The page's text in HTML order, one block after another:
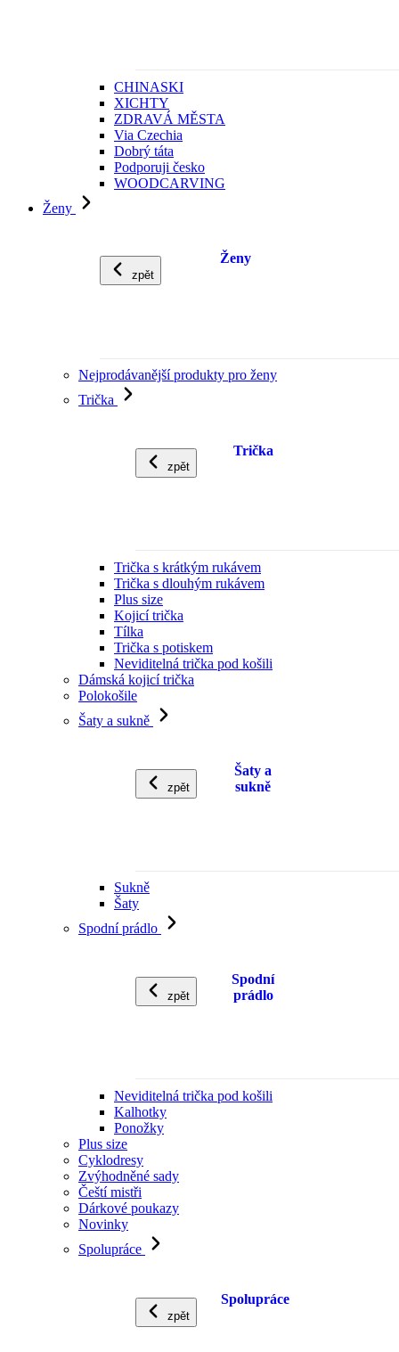
CHINASKI
XICHTY
ZDRAVÁ MĚSTA
Via Czechia
Dobrý táta
Podporuji česko
WOODCARVING
Ženy
zpět
Ženy
Nejprodávanější produkty pro ženy
Trička
zpět
Trička
Trička s krátkým rukávem
Trička s dlouhým rukávem
Plus size
Kojicí trička
Tílka
Trička s potiskem
Neviditelná trička pod košili
Dámská kojicí trička
Polokošile
Šaty a sukně
zpět
Šaty a
sukně
Sukně
Šaty
Spodní prádlo
zpět
Spodní
prádlo
Neviditelná trička pod košili
Kalhotky
Ponožky
Plus size
Cyklodresy
Zvýhodněné sady
Čeští mistři
Dárkové poukazy
Novinky
Spolupráce
zpět
Spolupráce